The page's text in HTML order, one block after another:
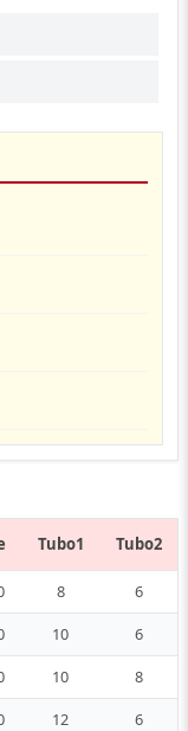
Tubo1 Tubo2
8 6
10 6
10 8
12 6